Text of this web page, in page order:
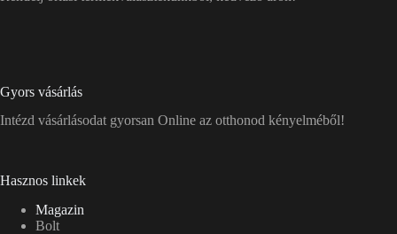
Gyors vásárlás
Intézd vásárlásodat gyorsan Online az otthonod kényelméből!
Hasznos linkek
Magazin
Bolt